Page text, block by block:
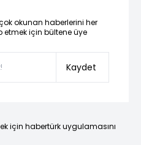
okunan haberlerini her
için bültene üye
Kaydet
için habertürk uygulamasını